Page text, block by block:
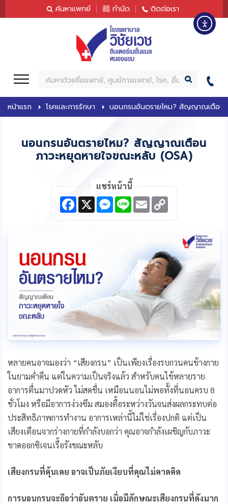
ค้นหาแพทย์ ทำนัด ติดต่อเรา
ห
า
หน้าแรก โรคและการรักษา นอนกรนอันตรายไหม? สัญญาณเตือนภ
นอนกรนอันตรายไหม? สัญญาณเตือน
ภาวะหยุดหายใจขณะหลับ (OSA)
แชร์หน้านี้
F
X M
e
L E
m
n
k
หลายคนอาจมองว่า “เสียงกรน” เป็นเพียงเรื่องรบกวนคนข้างกาย
ในยามค่ำคืน แต่ในความเป็นจริงแล้ว สำหรับคนไข้หลายราย
อาการตื่นมาปวดหัว ไม่สดชื่น เหมือนนอนไม่พอทั้งที่นอนครบ 8
ชั่วโมง หรือมีอาการง่วงซึม สมองตื้อระหว่างวันจนส่งผลกระทบต่อ
ประสิทธิภาพการทำงาน อาการเหล่านี้ไม่ใช่เรื่องปกติ แต่เป็น
เสียงเตือนจากร่างกายที่กำลังบอกว่า คุณอาจกำลังเผชิญกับภาวะ
ขาดออกซิเจนเรื้อรังขณะหลับ
เสียงกรนที่คุ้นเคย อาจเป็นภัยเงียบที่คุณไม่คาดคิด
การนอนกรนจะถือว่าอันตราย เมื่อมีลักษณะเสียงกรนที่ดังมาก